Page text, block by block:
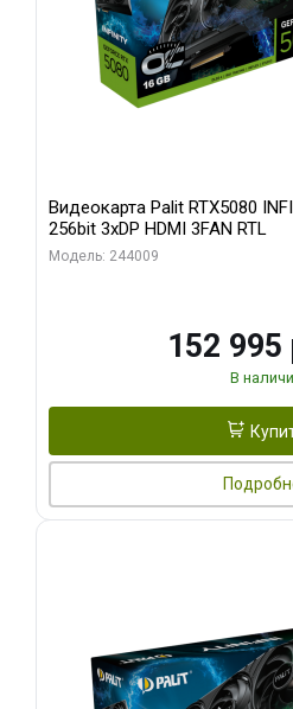
Видеокарта Palit RTX5080
256bit 3xDP HDMI 3FAN RTL
Модель: 244009
152 995
В